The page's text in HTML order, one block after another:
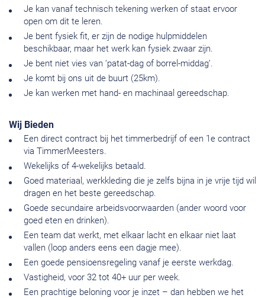
Je kan vanaf technisch tekening werken of staat ervoor
open om dit te leren.
Je bent fysiek fit, er zijn de nodige hulpmiddelen
beschikbaar, maar het werk kan fysiek zwaar zijn.
Je bent niet vies van ‘patat-dag of borrel-middag’.
Je komt bij ons uit de buurt (25km).
Je kan werken met hand- en machinaal gereedschap.
Wij Bieden
Een direct contract bij het timmerbedrijf of een 1e contract
via TimmerMeesters.
Wekelijks of 4-wekelijks betaald.
Goed materiaal, werkkleding die je zelfs bijna in je vrije tijd wil
dragen en het beste gereedschap.
Goede secundaire arbeidsvoorwaarden (ander woord voor
goed eten en drinken).
Een team dat werkt, met elkaar lacht en elkaar niet laat
vallen (loop anders eens een dagje mee).
Een goede pensioensregeling vanaf je eerste werkdag.
Vastigheid, voor 32 tot 40+ uur per week.
Een prachtige beloning voor je inzet – dan hebben we het